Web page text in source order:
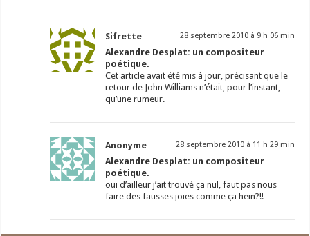
Sifrette 28 septembre 2010 à 9 h 06 min
Alexandre Desplat: un compositeur
poétique.
Cet article avait été mis à jour, précisant que le
retour de John Williams n’était, pour l’instant,
qu’une rumeur.
Anonyme 28 septembre 2010 à 11 h 29 min
Alexandre Desplat: un compositeur
poétique.
oui d’ailleur j’ait trouvé ça nul, faut pas nous
faire des fausses joies comme ça hein?!!